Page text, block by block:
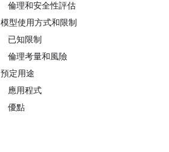
倫理和安全性評估
模型使用方式和限制
已知限制
倫理考量和風險
預定用途
應用程式
優點